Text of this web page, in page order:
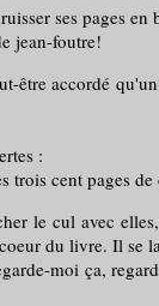
ses pages en
jean-foutre!
accordé
:
trois cent pages
le cul avec
du livre. Il se
moi ça,